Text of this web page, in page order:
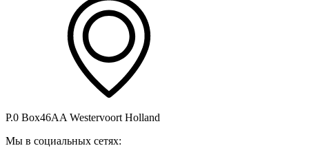
P.0 Box46AA Westervoort Holland
Мы в социальных сетях: